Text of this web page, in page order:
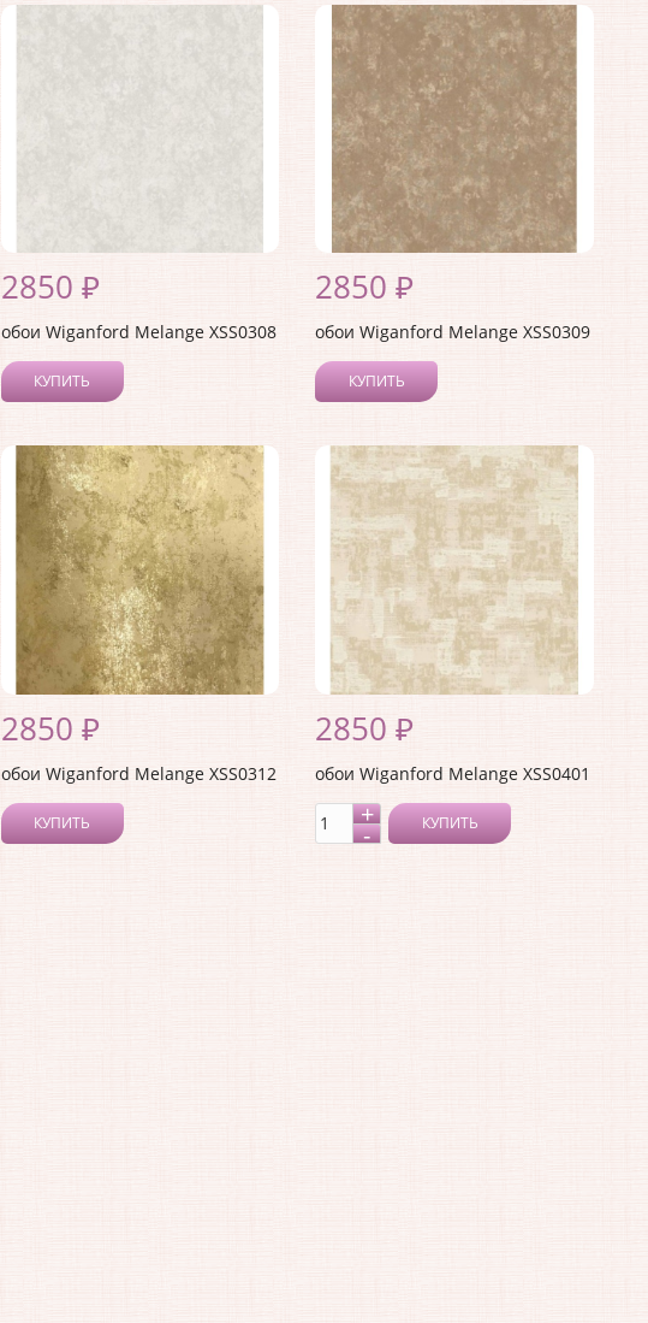
2850 ₽
обои Wiganford Melange XSS0308
КУПИТЬ
2850 ₽
обои Wiganford Melange XSS0309
КУПИТЬ
2850 ₽
обои Wiganford Melange XSS0312
КУПИТЬ
2850 ₽
обои Wiganford Melange XSS0401
КУПИТЬ